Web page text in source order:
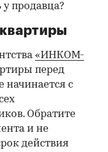
продавца?
«ИНКОМ-
перед
с
Обратите
и не
действия